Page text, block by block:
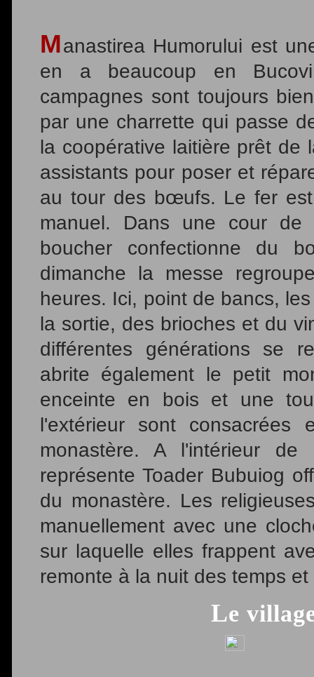
Manastirea Humorului est
en a beaucoup en
campagnes sont toujours
par une charrette qui passe
la coopérative laitière prêt de
assistants pour poser et
au tour des bœufs. Le fer
manuel. Dans une cour
boucher confectionne du
dimanche la messe
heures. Ici, point de bancs,
la sortie, des brioches et du
différentes générations se
abrite également le petit
enceinte en bois et une
l'extérieur sont
monastère. A l'intérieur
représente Toader Bubuiog
du monastère. Les
manuellement avec une
sur laquelle elles frappent
remonte à la nuit des temps
Le